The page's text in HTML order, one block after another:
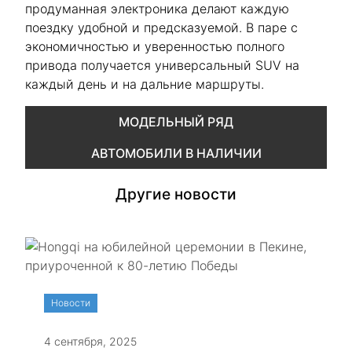
продуманная электроника делают каждую
поездку удобной и предсказуемой. В паре с
экономичностью и уверенностью полного
привода получается универсальный SUV на
каждый день и на дальние маршруты.
МОДЕЛЬНЫЙ РЯД
АВТОМОБИЛИ В НАЛИЧИИ
Другие новости
Новости
4 сентября, 2025